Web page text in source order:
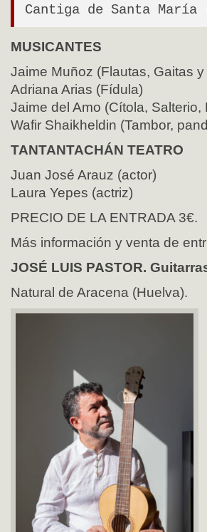
Cantiga de Santa
MUSICANTES
Jaime Muñoz (Flautas, Gaitas y
Adriana Arias (Fídula)
Jaime del Amo (Cítola,
Wafir Shaikheldin (Tambor,
TANTANTACHÁN TEATRO
Juan José Arauz (actor)
Laura Yepes (actriz)
PRECIO DE LA ENTRADA 3€.
Más información y venta de
JOSÉ LUIS PASTOR.
Natural de Aracena (Huelva).